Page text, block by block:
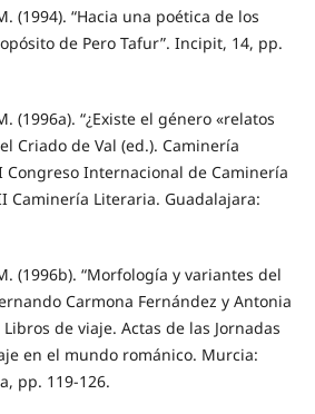
(1994). “Hacia una poética de los
de Pero Tafur”. Incipit, 14, pp.
(1996a). “¿Existe el género «relatos
Criado de Val (ed.). Caminería
Congreso Internacional de Caminería
Caminería Literaria. Guadalajara:
(1996b). “Morfología y variantes del
Carmona Fernández y Antonia
de viaje. Actas de las Jornadas
en el mundo románico. Murcia:
pp. 119-126.